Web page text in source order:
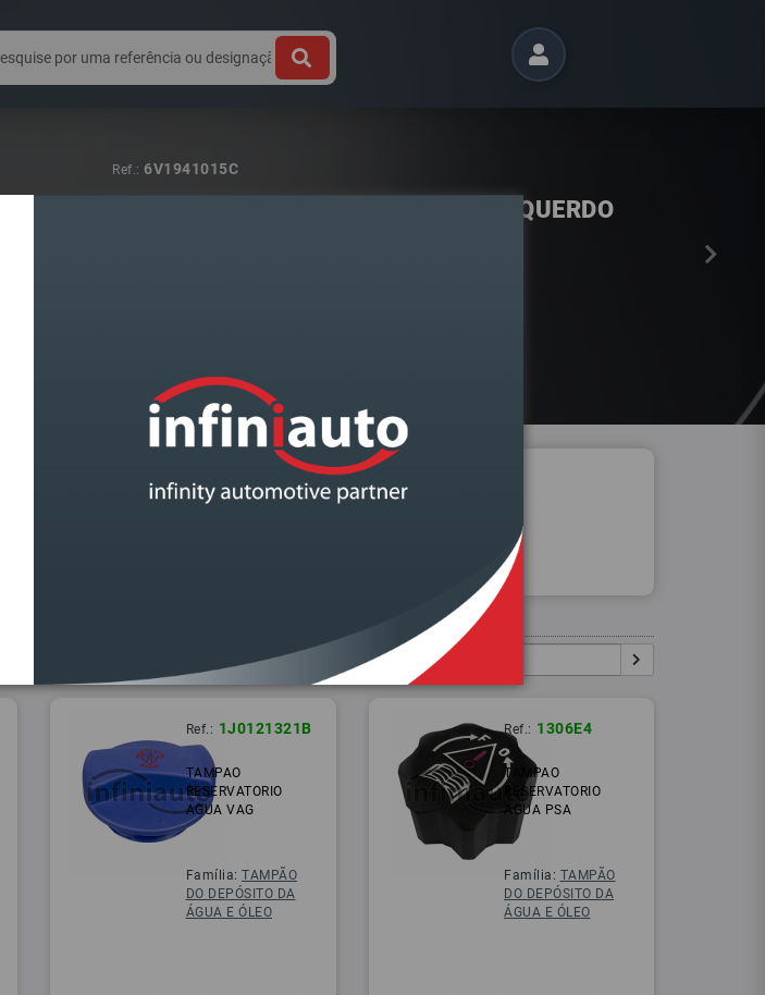
Ref.: 8W0941044
FAROL VAG A4 B9 2015- DIREITO BI XENON
Pesquisar:
Ref.: 1J0121321B
TAMPAO
RESERVATORIO
AGUA VAG
Família:TAMPÃO
DO DEPÓSITO DA
ÁGUA E ÓLEO
Ref.: 1306E4
TAMPAO
RESERVATORIO
AGUA PSA
Família: TAMPÃO
DO DEPÓSITO DA
ÁGUA E ÓLEO